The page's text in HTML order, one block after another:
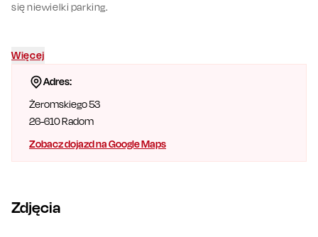
Adres:
Żeromskiego 53
26-610Radom
Zobacz dojazd na Google Maps
się niewielki parking.
Więcej
Zdjęcia